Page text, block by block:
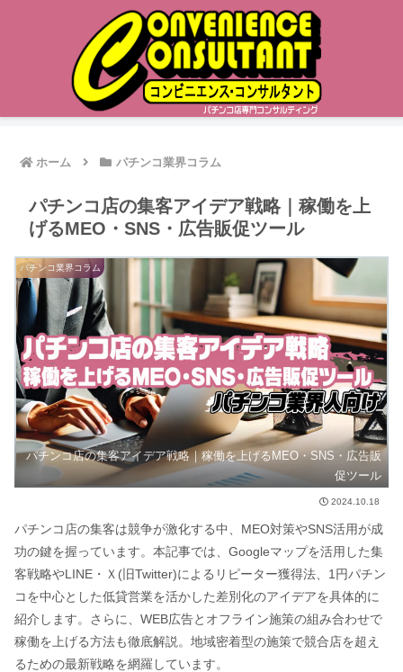
ホーム パチンコ業界コラム
パチンコ店の集客アイデア戦略｜稼働を上
げるMEO・SNS・広告販促ツール
パチンコ業界コラム
パチンコ店の集客アイデア戦略｜稼働を上げるMEO・SNS・広告販
促ツール
2024.10.18
パチンコ店の集客は競争が激化する中、MEO対策やSNS活用が成
功の鍵を握っています。本記事では、Googleマップを活用した集
客戦略やLINE・Ｘ(旧Twitter)によるリピーター獲得法、1円パチン
コを中心とした低貸営業を活かした差別化のアイデアを具体的に
紹介します。さらに、WEB広告とオフライン施策の組み合わせで
稼働を上げる方法も徹底解説。地域密着型の施策で競合店を超え
るための最新戦略を網羅しています。